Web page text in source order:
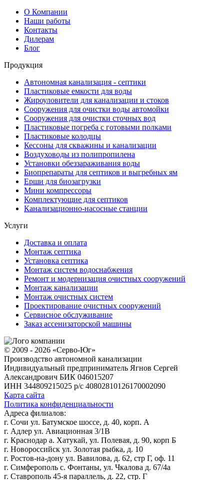
О Компании
Наши работы
Контакты
Дилерам
Блог
Продукция
Автономная канализация - септики
Пластиковые емкости для воды
Жироуловители для канализации и стоков
Сооружения для очистки воды автомойки
Сооружения для очистки сточных вод
Пластиковые погреба с готовыми полками
Пластиковые колодцы
Кессоны для скважины и канализации
Воздуховоды из полипропилена
Установки обеззараживания воды
Биопрепараты для септиков и выгребных ям
Ерши для биозагрузки
Мини компрессоры
Комплектующие для септиков
Канализационно-насосные станции
Услуги
Доставка и оплата
Монтаж септика
Установка септика
Монтаж систем водоснабжения
Ремонт и модернизация очистных сооружений
Монтаж канализации
Монтаж очистных систем
Проектирование очистных сооружений
Сервисное обслуживание
Заказ ассенизаторской машины
© 2009 - 2026 «Серво-Юг»
Производство автономной канализации
Индивидуальный предприниматель Ягнов Сергей
Александрович БИК 046015207
ИНН 344809215025 р/с 40802810126170002090
Карта сайта
Политика конфиденциальности
Адреса филиалов:
г. Сочи ул. Батумское шоссе, д. 40, корп. А
г. Адлер ул. Авиационная 3/1В
г. Краснодар а. Хатукай, ул. Полевая, д. 90, корп Б
г. Новороссийск ул. Золотая рыбка, д. 10
г. Ростов-на-дону ул. Вавилова, д. 62, стр Г, оф. 11
г. Симферополь с. Фонтаны, ул. Чкалова д. 67/4а
г. Ставрополь 45-я параллель, д. 22, стр. Г